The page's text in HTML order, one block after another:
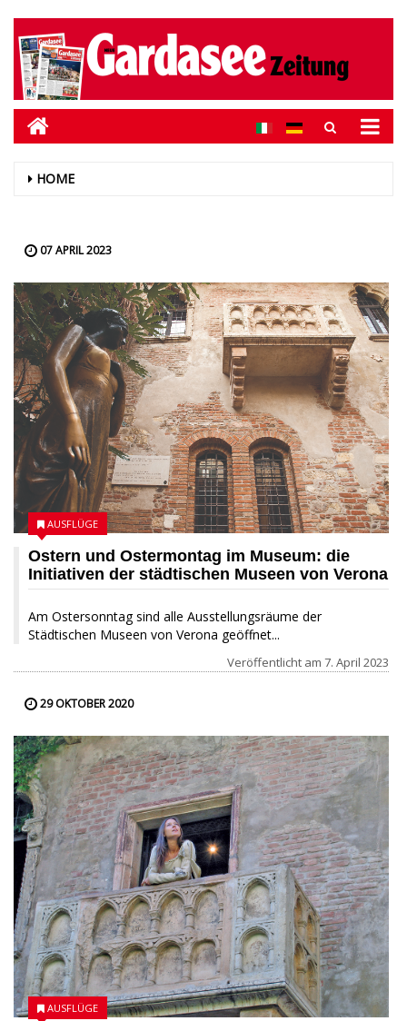
HOME
07 APRIL 2023
Ostern und Ostermontag im Museum: die
Initiativen der städtischen Museen von Verona
Am Ostersonntag sind alle Ausstellungsräume der
Städtischen Museen von Verona geöffnet...
AUSFLÜGE
Veröffentlicht am 7. April 2023
29 OKTOBER 2020
AUSFLÜGE